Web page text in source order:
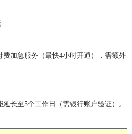
加急服务（最快4小时开通），需额外
长至5个工作日（需银行账户验证）。